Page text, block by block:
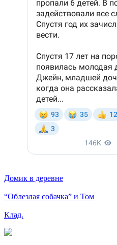
Домик в деревне
“Облезлая собачка” и Том
Клад.